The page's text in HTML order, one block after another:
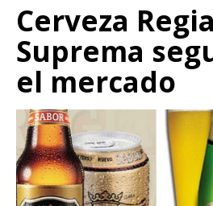
Cerveza
Suprema
el mercado